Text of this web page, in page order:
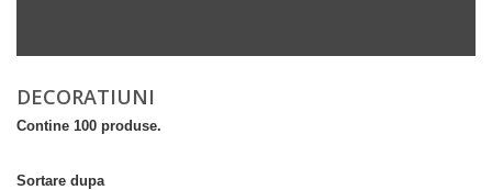
DECORATIUNI
Contine 100 produse.
Sortare dupa